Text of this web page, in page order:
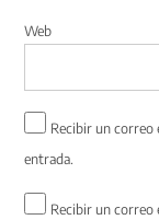
Web
Recibir un
entrada.
Recibir un correo